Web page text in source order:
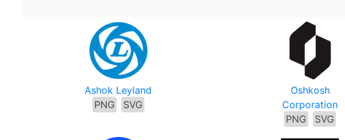
Ashok Leyland
PNG
SVG
Oshkosh
Corporation
PNG
SVG